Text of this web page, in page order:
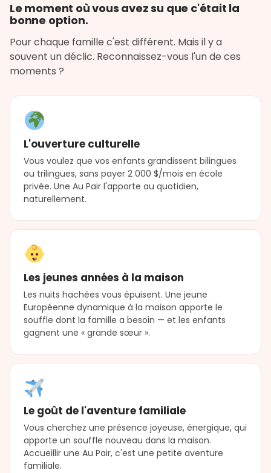
Le moment où vous avez su que c'était la
bonne option.
Pour chaque famille c'est différent. Mais il y a
souvent un déclic. Reconnaissez-vous l'un de ces
moments ?
L'ouverture culturelle
Vous voulez que vos enfants grandissent bilingues
ou trilingues, sans payer 2 000 $/mois en école
privée. Une Au Pair l'apporte au quotidien,
naturellement.
Les jeunes années à la maison
Les nuits hachées vous épuisent. Une jeune
Européenne dynamique à la maison apporte le
souffle dont la famille a besoin — et les enfants
gagnent une « grande sœur ».
Le goût de l'aventure familiale
Vous cherchez une présence joyeuse, énergique, qui
apporte un souffle nouveau dans la maison.
Accueillir une Au Pair, c'est une petite aventure
familiale.